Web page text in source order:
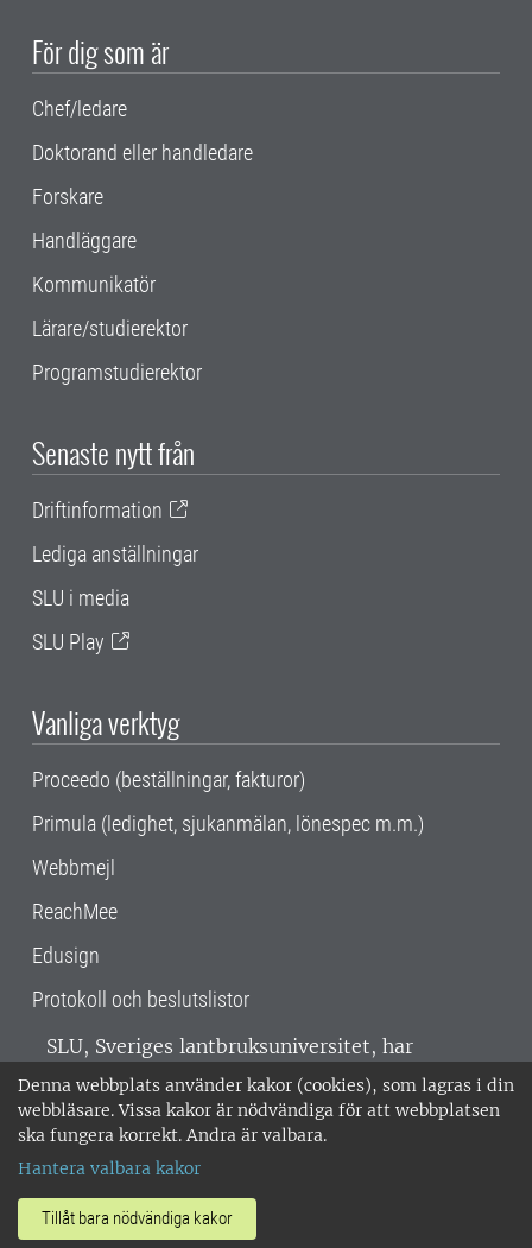
Denna webbplats använder kakor (cookies), som lagras i din
webbläsare. Vissa kakor är nödvändiga för att webbplatsen
ska fungera korrekt. Andra är valbara.
Hantera valbara kakor
Tillåt bara nödvändiga kakor
För dig som är
Chef/ledare
Doktorand eller handledare
Forskare
Handläggare
Kommunikatör
Lärare/studierektor
Programstudierektor
Senaste nytt från
Driftinformation
Lediga anställningar
SLU i media
SLU Play
Vanliga verktyg
Proceedo (beställningar, fakturor)
Primula (ledighet, sjukanmälan, lönespec m.m.)
Webbmejl
ReachMee
Edusign
Protokoll och beslutslistor
SLU, Sveriges lantbruksuniversitet, har
verksamhet över hela Sverige. Huvudorter är
Alnarp, Uppsala och Umeå.SLU är
miljöcertifierat enligt ISO 14001. •
018-67 10 00 • Org nr: 202100-2817 •
Om SLU:s webbplatser